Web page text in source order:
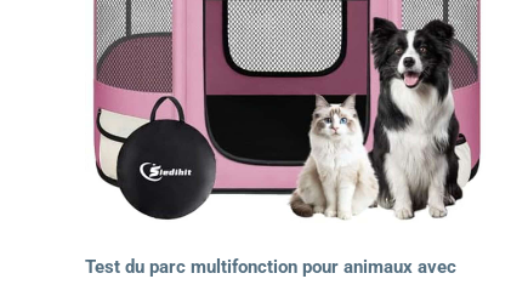
Test du parc multifonction pour animaux avec